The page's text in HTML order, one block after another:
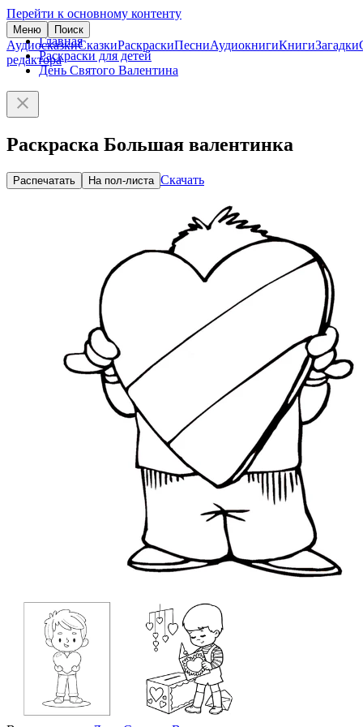
Перейти к основному контенту
Меню Поиск
АудиосказкиСказкиРаскраскиПесниАудиокнигиКнигиЗагадки
редактора
Главная
Раскраски для детей
День Святого Валентина
Раскраска Большая валентинка
Распечатать На пол-листа Скачать